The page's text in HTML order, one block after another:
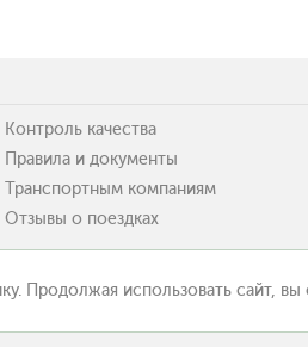
Продолжая использовать сайт, вы
Контроль качества
Правила и документы
Транспортным компаниям
Отзывы о поездках